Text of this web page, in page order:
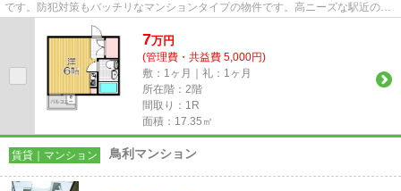
です。防犯対策もバッチリなマンションタイプの物件です。高ニーズな駅近の物
件で、徒歩5分で駅に行くこと...
7万円
(管理費・共益費 5,000円)
敷：1ヶ月｜礼：1ヶ月
所在階：2階
間取り：1R
面積：17.35㎡
賃貸｜マンション 鳥利マンション